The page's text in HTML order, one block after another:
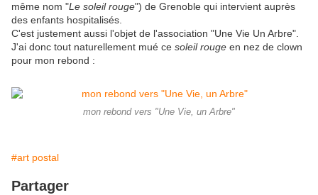
même nom "Le soleil rouge") de Grenoble qui intervient auprès
des enfants hospitalisés.
C'est justement aussi l'objet de l'association "Une Vie Un Arbre".
J'ai donc tout naturellement mué ce soleil rouge en nez de clown
pour mon rebond :
mon rebond vers "Une Vie, un Arbre"
#art postal
Partager